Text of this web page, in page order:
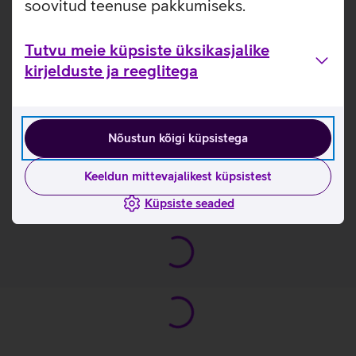
soovitud teenuse pakkumiseks.
Tutvu meie küpsiste üksikasjalike
kirjelduste ja reeglitega
Nõustun kõigi küpsistega
Keeldun mittevajalikest küpsistest
Küpsiste seaded
kotil ka spetsiaalne ava laadimiskaabli jaoks, et seadmeid
Mahutab kuni 17,3-tollise sülearvuti.
Lukuga küljetasku, kus saab hoida veepudelit või muud
Koti tagaküljel olemas kinnitus reisikohvrile.
Kasulikud lingid
Tutvu sülearvutikoti Lenovo Business Casual omaduste
ja kasutusviisidega tootja kodulehel